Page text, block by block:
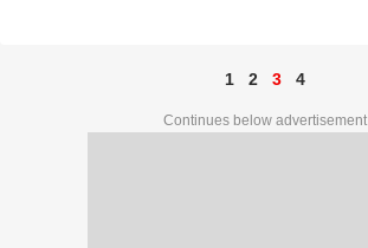
1 2 3 4
Continues below advertisement